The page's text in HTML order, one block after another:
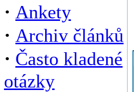
· Ankety
· Archiv článků
· Často kladené
otázky